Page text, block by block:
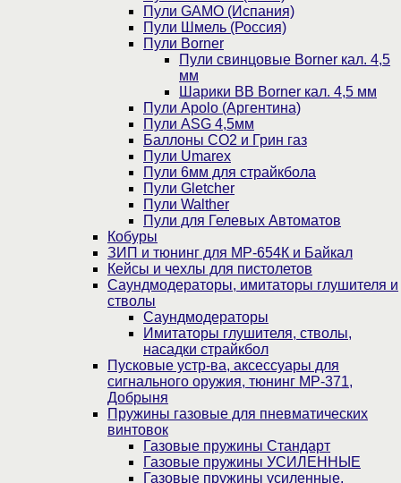
Пули GAMO (Испания)
Пули Шмель (Россия)
Пули Borner
Пули свинцовые Borner кал. 4,5
мм
Шарики BB Borner кал. 4,5 мм
Пули Apolo (Аргентина)
Пули ASG 4,5мм
Баллоны CO2 и Грин газ
Пули Umarex
Пули 6мм для страйкбола
Пули Gletcher
Пули Walther
Пули для Гелевых Автоматов
Кобуры
ЗИП и тюнинг для МР-654К и Байкал
Кейсы и чехлы для пистолетов
Саундмодераторы, имитаторы глушителя и
стволы
Саундмодераторы
Имитаторы глушителя, стволы,
насадки страйкбол
Пусковые устр-ва, аксессуары для
сигнального оружия, тюнинг МР-371,
Добрыня
Пружины газовые для пневматических
винтовок
Газовые пружины Стандарт
Газовые пружины УСИЛЕННЫЕ
Газовые пружины усиленные,